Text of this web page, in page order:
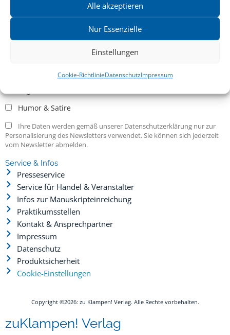
Alle akzeptieren
Nur Essenzielle
Einstellungen
Cookie-RichtlinieDatenschutzImpressum
Kritische Theorie / Philosophie
Belletristik & Biografien
Humor & Satire
Ihre Daten werden gemäß unserer Datenschutzerklärung nur zur
Personalisierung des Newsletters verwendet. Sie können sich jederzeit
vom Newsletter abmelden.
Service & Infos
Presseservice
Service für Handel & Veranstalter
Infos zur Manuskripteinreichung
Praktikumsstellen
Kontakt & Ansprechpartner
Impressum
Datenschutz
Produktsicherheit
Cookie-Einstellungen
Copyright ©2026: zu Klampen! Verlag. Alle Rechte vorbehalten.
zuKlampen! Verlag